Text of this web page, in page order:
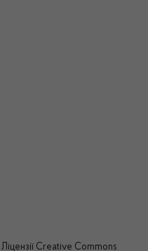
Ліцензії Creative Commons